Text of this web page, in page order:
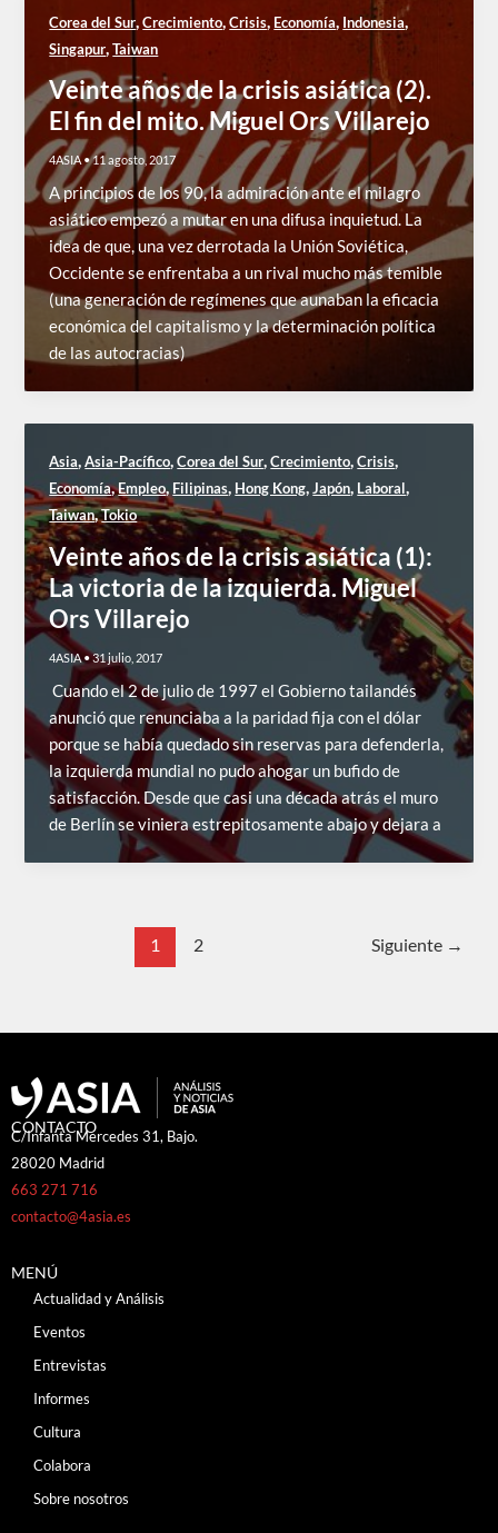
Corea del Sur,Crecimiento,Crisis, Economía, Indonesia,
Singapur,Taiwan
Veinte años de la crisis asiática (2).
El fin del mito. Miguel Ors Villarejo
4ASIA •11 agosto, 2017
A principios de los 90, la admiración ante el milagro
asiático empezó a mutar en una difusa inquietud. La
idea de que, una vez derrotada la Unión Soviética,
Occidente se enfrentaba a un rival mucho más temible
(una generación de regímenes que aunaban la eficacia
económica del capitalismo y la determinación política
de las autocracias)
Asia,Asia-Pacífico,Corea del Sur,Crecimiento,Crisis,
Economía,Empleo, Filipinas, Hong Kong,Japón, Laboral,
Taiwan,Tokio
Veinte años de la crisis asiática (1):
La victoria de la izquierda. Miguel
Ors Villarejo
4ASIA•31 julio, 2017
Cuando el 2 de julio de 1997 el Gobierno tailandés
anunció que renunciaba a la paridad fija con el dólar
porque se había quedado sin reservas para defenderla,
la izquierda mundial no pudo ahogar un bufido de
satisfacción. Desde que casi una década atrás el muro
de Berlín se viniera estrepitosamente abajo y dejara a
1 2 Siguiente →
CONTACTO
C/Infanta Mercedes 31, Bajo.
28020 Madrid
663 271 716
contacto@4asia.es
MENÚ
Actualidad y Análisis
Eventos
Entrevistas
Informes
Cultura
Colabora
Sobre nosotros